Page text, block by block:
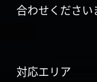
合わせください
対応エリア